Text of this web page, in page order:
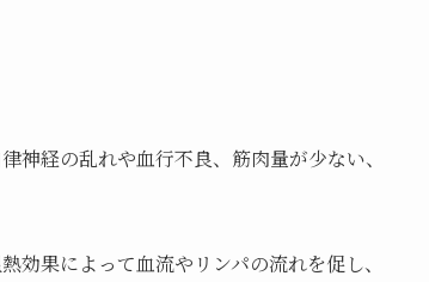
経の乱れや血行不良、筋肉量が少ない、
果によって血流やリンパの流れを促し、